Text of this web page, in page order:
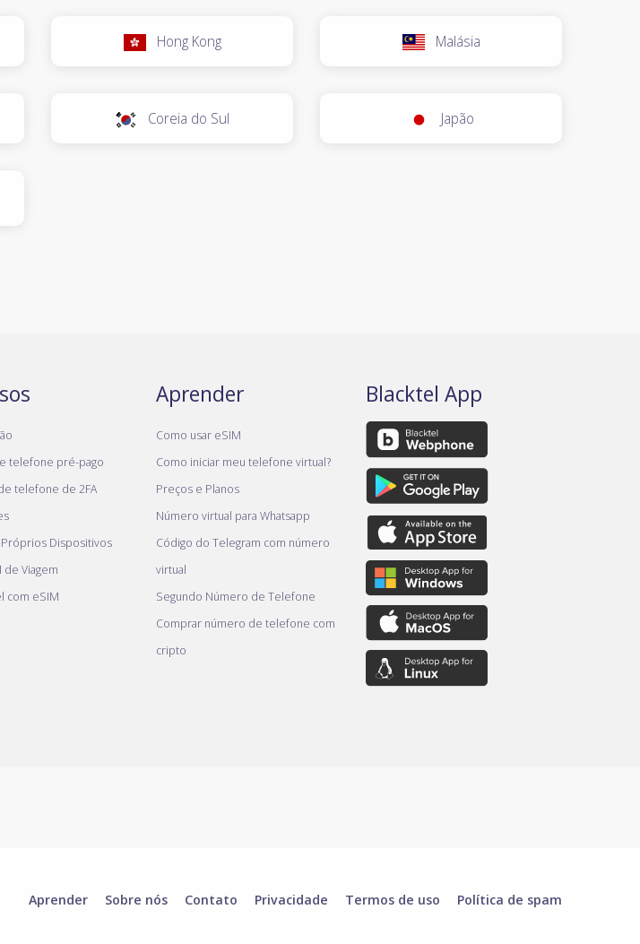
Hong Kong Malásia
Coreia do Sul Japão
telefone pré-pago
telefone de 2FA
Próprios Dispositivos
de Viagem
com eSIM
Aprender
Como usar eSIM
Como iniciar meu telefone virtual?
Preços e Planos
Número virtual para Whatsapp
Código do Telegram com número
virtual
Segundo Número de Telefone
Comprar número de telefone com
cripto
Blacktel App
Aprender Sobre nós Contato Privacidade Termos de uso Política de spam